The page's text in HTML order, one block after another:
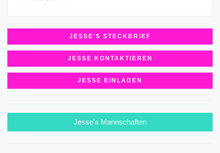
JESSE'S STECKBRIEF
JESSE KONTAKTIEREN
JESSE EINLADEN
Jesse's Mannschaften